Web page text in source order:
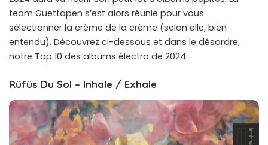
team Guettapen s’est alors réunie pour vous
sélectionner la crème de la crème (selon elle, bien
entendu). Découvrez ci-dessous et dans le désordre,
notre Top 10 des albums électro de 2024.
Rüfüs Du Sol – Inhale / Exhale